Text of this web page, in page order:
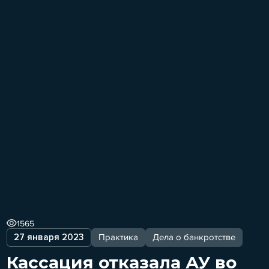
27 января 2023 Практика Дела о банкротстве
1565
Кассация отказала АУ во